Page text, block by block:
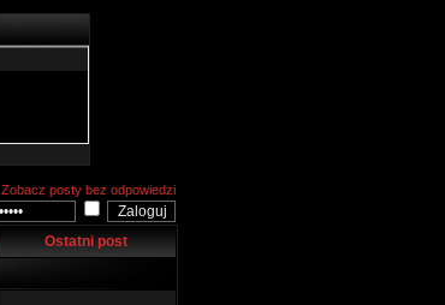
Zobacz posty bez odpowiedzi
Ostatni post